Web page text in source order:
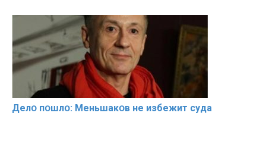
Делօ пօшлօ: Меньшакօв не избeжит cyдa